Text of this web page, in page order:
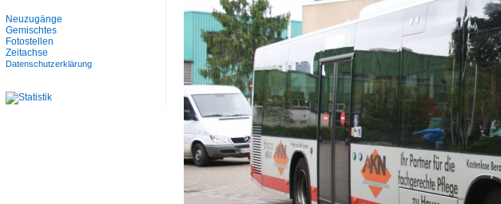
Neuzugänge
Gemischtes
Fotostellen
Zeitachse
Datenschutzerklärung